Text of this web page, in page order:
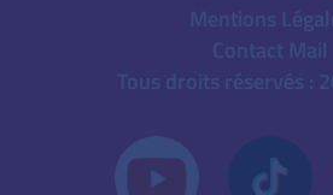
Mentions
Contact Mail
Tous droits réservés :